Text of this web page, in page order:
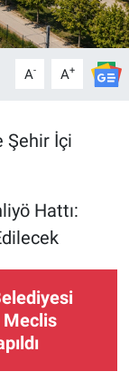
A- A+
Şehir İçi
Hattı:
Meclis